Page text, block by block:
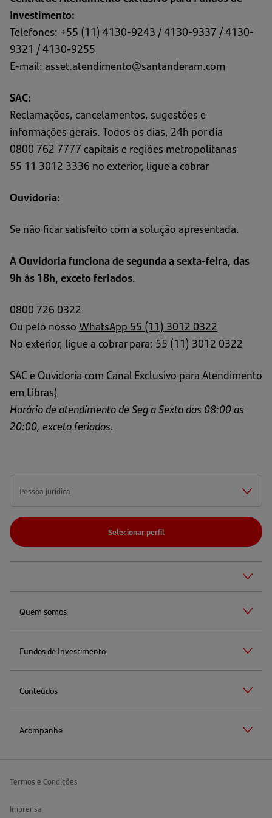
nova
aba)
Investimento:
Telefones: +55 (11) 4130-9243 / 4130-9337 / 4130-
9321 / 4130-9255
E-mail: asset.atendimento@santanderam.com
SAC:
Reclamações, cancelamentos, sugestões e
informações gerais. Todos os dias, 24h por dia
0800 762 7777 capitais e regiões metropolitanas
55 11 3012 3336 no exterior, ligue a cobrar
Ouvidoria:
Se não ficar satisfeito com a solução apresentada.
A Ouvidoria funciona de segunda a sexta-feira, das
9h às 18h, exceto feriados.
0800 726 0322
Ou pelo nossoWhatsApp 55 (11) 3012 0322
No exterior, ligue a cobrar para: 55 (11) 3012 0322
SAC e Ouvidoria com Canal Exclusivo para Atendimento
em Libras)
Horário de atendimento de Seg a Sexta das 08:00 as
20:00, exceto feriados.
Selecionar perfil
Quem somos
Fundos de Investimento
Conteúdos
Acompanhe
Termos e Condições
Imprensa